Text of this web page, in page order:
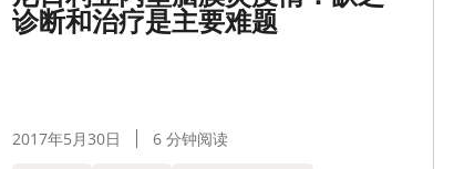
诊断和治疗是主要难题
2017年5月30日 6 分钟阅读